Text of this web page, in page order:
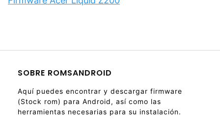
SOBRE ROMSANDROID
Aquí puedes encontrar y descargar firmware
(Stock rom) para Android, así como las
herramientas necesarias para su instalación.